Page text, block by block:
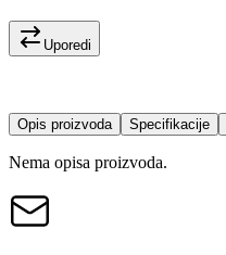
Uporedi
Opis proizvoda Specifikacije
Nema opisa proizvoda.